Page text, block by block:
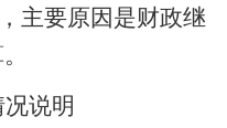
主要原因是财政继
说明